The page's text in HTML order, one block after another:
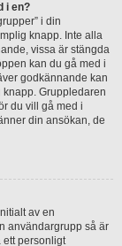
i en?
i din
knapp. Inte alla
vissa är stängda
kan du gå med i
godkännande kan
Gruppledaren
du vill gå med i
din ansökan, de
av en
användargrupp så är
ett personligt